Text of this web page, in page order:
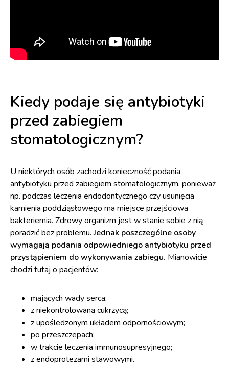
Kiedy podaje się antybiotyki
przed zabiegiem
stomatologicznym?
U niektórych osób zachodzi konieczność podania
antybiotyku przed zabiegiem stomatologicznym, ponieważ
np. podczas leczenia endodontycznego czy usunięcia
kamienia poddziąsłowego ma miejsce przejściowa
bakteriemia. Zdrowy organizm jest w stanie sobie z nią
poradzić bez problemu.Jednak poszczególne osoby
wymagają podania odpowiedniego antybiotyku przed
przystąpieniem do wykonywania zabiegu. Mianowicie
chodzi tutaj o pacjentów:
mających wady serca;
z niekontrolowaną cukrzycą;
z upośledzonym układem odpornościowym;
po przeszczepach;
w trakcie leczenia immunosupresyjnego;
z endoprotezami stawowymi.